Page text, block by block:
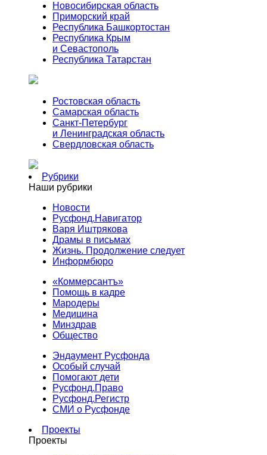
Новосибирская область
Приморский край
Республика Башкортостан
Республика Крым
и Севастополь
Республика Татарстан
Ростовская область
Самарская область
Санкт-Петербург
и Ленинградская область
Свердловская область
Рубрики
Наши рубрики
Новости
Русфонд.Навигатор
Варя Иштрякова
Драмы в письмах
Жизнь. Продолжение следует
Информбюро
«Коммерсантъ»
Помощь в кадре
Мародеры
Медицина
Минздрав
Общество
Эндаумент Русфонда
Особый случай
Помогают дети
Русфонд.Право
Русфонд.Регистр
СМИ о Русфонде
Проекты
Проекты